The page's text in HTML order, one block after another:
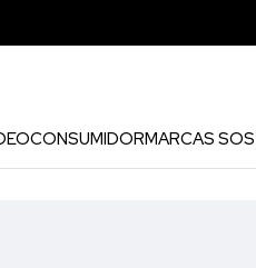
CONSUMIDORMARCAS